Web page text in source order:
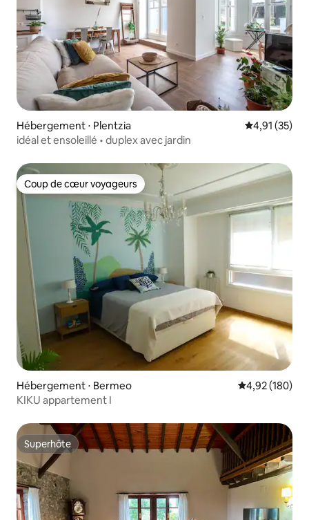
Hébergement ⋅ Plentzia Évaluation
4,91 (35)
idéal et ensoleillé • duplex avec jardin
Coup de cœur voyageurs
Coup de cœur voyageurs
Hébergement ⋅ Bermeo Évaluation
4,92 (180)
KIKU appartement I
Superhôte
Superhôte